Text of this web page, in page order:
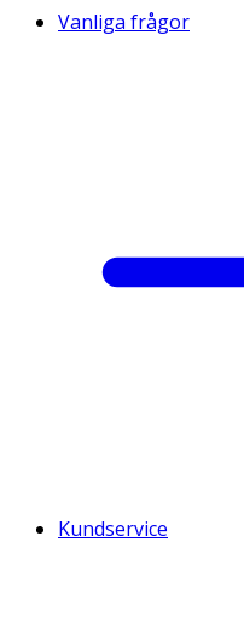
Vanliga frågor
Kundservice